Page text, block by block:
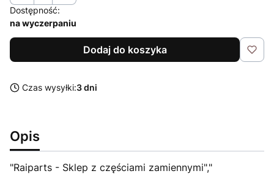
Dostępność:
na wyczerpaniu
Dodaj do koszyka
Czas wysyłki:3 dni
Opis
"Raiparts - Sklep z częściami zamiennymi","